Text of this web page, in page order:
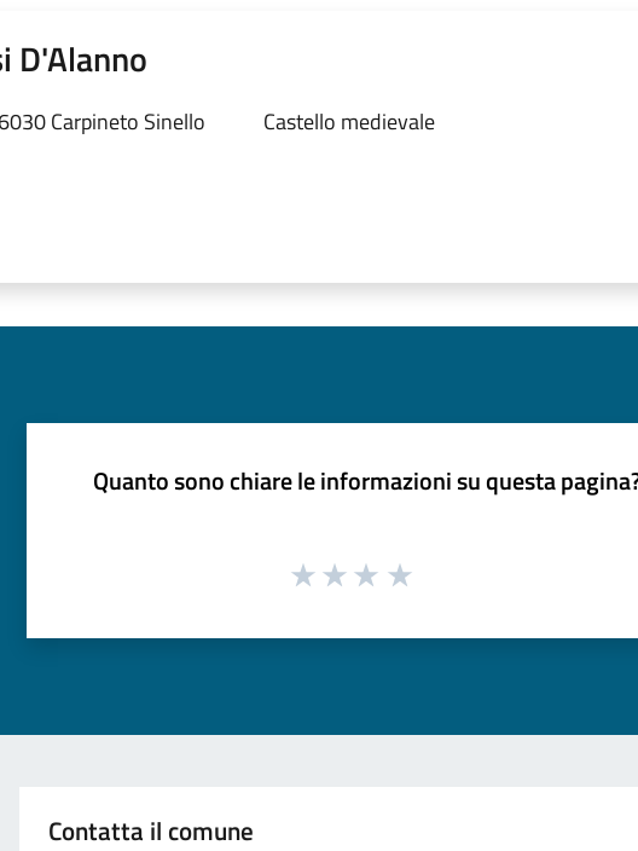
D'Alanno
Carpineto Sinello
Castello medievale
Quanto sono chiare le informazioni su questa
Contatta il comune